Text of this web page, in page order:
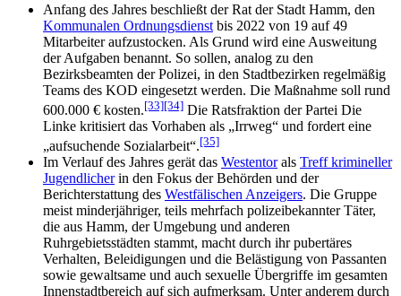
Anfang des Jahres beschließt der Rat der Stadt Hamm, den
Kommunalen Ordnungsdienst bis 2022 von 19 auf 49
Mitarbeiter aufzustocken. Als Grund wird eine Ausweitung
der Aufgaben benannt. So sollen, analog zu den
Bezirksbeamten der Polizei, in den Stadtbezirken regelmäßig
Teams des KOD eingesetzt werden. Die Maßnahme soll rund
600.000 € kosten.[33][34] Die Ratsfraktion der Partei Die
Linke kritisiert das Vorhaben als „Irrweg“ und fordert eine
„aufsuchende Sozialarbeit“.[35]
Im Verlauf des Jahres gerät das Westentorals Treff krimineller
Jugendlicherin den Fokus der Behörden und der
Berichterstattung des Westfälischen Anzeigers. Die Gruppe
meist minderjähriger, teils mehrfach polizeibekannter Täter,
die aus Hamm, der Umgebung und anderen
Ruhrgebietsstädten stammt, macht durch ihr pubertäres
Verhalten, Beleidigungen und die Belästigung von Passanten
sowie gewaltsame und auch sexuelle Übergriffe im gesamten
Innenstadtbereich auf sich aufmerksam. Unter anderem durch